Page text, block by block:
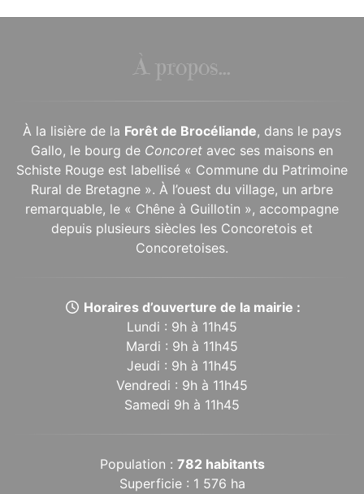
À propos...
À la lisière de la Forêt de Brocéliande, dans le pays
Gallo, le bourg de Concoret avec ses maisons en
Schiste Rouge est labellisé « Commune du Patrimoine
Rural de Bretagne ». À l’ouest du village, un arbre
remarquable, le « Chêne à Guillotin », accompagne
depuis plusieurs siècles les Concoretois et
Concoretoises.
Horaires d’ouverture de la mairie :
Lundi : 9h à 11h45
Mardi : 9h à 11h45
Jeudi : 9h à 11h45
Vendredi : 9h à 11h45
Samedi 9h à 11h45
Population : 782 habitants
Superficie : 1 576 ha